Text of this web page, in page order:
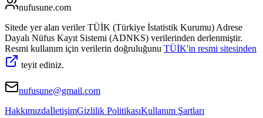
nufusune.com
Sitede yer alan veriler TÜİK (Türkiye İstatistik Kurumu) Adrese
Dayalı Nüfus Kayıt Sistemi (ADNKS) verilerinden derlenmiştir.
Resmi kullanım için verilerin doğruluğunu TÜİK'in resmi sitesinden
teyit ediniz.
nufusune@gmail.com
HakkımızdaİletişimGizlilik PolitikasıKullanım Şartları